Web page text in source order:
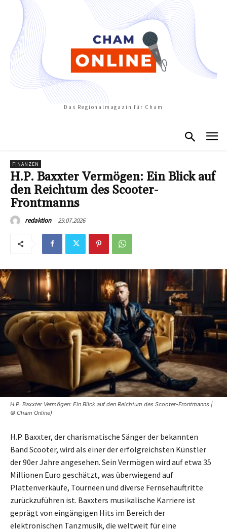
Das Regionalmagazin für Cham
FINANZEN
H.P. Baxxter Vermögen: Ein Blick auf
den Reichtum des Scooter-
Frontmanns
redaktion 29.07.2026
H.P. Baxxter Vermögen: Ein Blick auf den Reichtum des Scooter-Frontmanns |
© Cham Online)
H.P. Baxxter, der charismatische Sänger der bekannten
Band Scooter, wird als einer der erfolgreichsten Künstler
der 90er Jahre angesehen. Sein Vermögen wird auf etwa 35
Millionen Euro geschätzt, was überwiegend auf
Plattenverkäufe, Tourneen und diverse Fernsehauftritte
zurückzuführen ist. Baxxters musikalische Karriere ist
geprägt von eingängigen Hits im Bereich der
elektronischen Tanzmusik, die weltweit für eine